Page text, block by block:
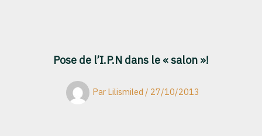
Pose de l’I.P.N dans le « salon »!
Par Lilismiled / 27/10/2013